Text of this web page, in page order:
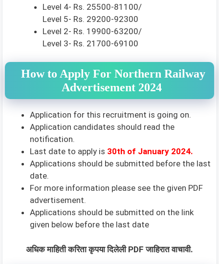
Level 4- Rs. 25500-81100/
Level 5- Rs. 29200-92300
Level 2- Rs. 19900-63200/
Level 3- Rs. 21700-69100
How to Apply For Northern Railway
Advertisement 2024
Application for this recruitment is going on.
Application candidates should read the
notification.
Last date to apply is 30th of January 2024.
Applications should be submitted before the last
date.
For more information please see the given PDF
advertisement.
Applications should be submitted on the link
given below before the last date
अधिक माहिती करिता कृपया दिलेली PDF जाहिरात वाचावी.